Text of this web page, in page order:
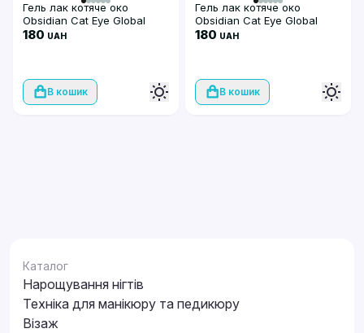
Гель лак котяче око
Obsidian Cat Eye Global
Fashion, 8мл, 002
180 UAH
В кошик
Гель лак котяче око
Obsidian Cat Eye Global
Fashion, 8мл, 001
180 UAH
В кошик
Каталог
Нарощування нігтів
Техніка для манікюру та педикюру
Візаж